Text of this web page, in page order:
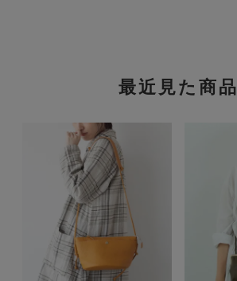
最近見た商品